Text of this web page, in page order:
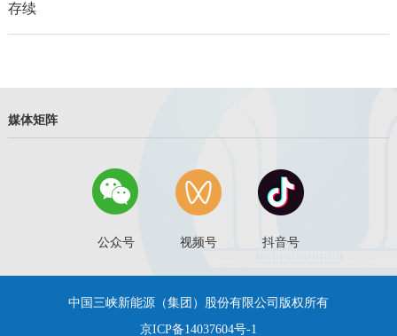
存续
媒体矩阵
公众号 视频号 抖音号
中国三峡新能源（集团）股份有限公司版权所有
京ICP备14037604号-1